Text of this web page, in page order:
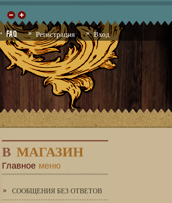
FAQ Регистрация Вход
В МАГАЗИН
Главное меню
СООБЩЕНИЯ БЕЗ ОТВЕТОВ